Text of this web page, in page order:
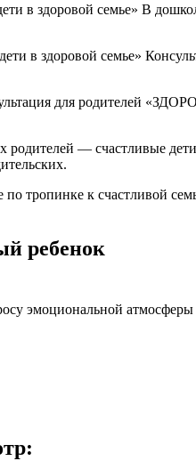
в здоровой семье» В
в здоровой семье»
для родителей
— счастливые
тропинке к счастливой
ребенок
эмоциональной